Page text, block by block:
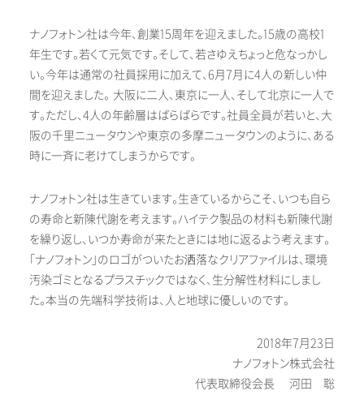
ナノフォトン社は今年、創業15周年を迎えました。15歳の高校1
年生です。若くて元気です。そして、若さゆえちょっと危なっかし
い。今年は通常の社員採用に加えて、6月7月に4人の新しい仲
間を迎えました。 大阪に二人、東京に一人、そして北京に一人で
す。ただし、4人の年齢層はばらばらです。社員全員が若いと、大
阪の千里ニュータウンや東京の多摩ニュータウンのように、ある
時に一斉に老けてしまうからです。
ナノフォトン社は生きています。生きているからこそ、いつも自ら
の寿命と新陳代謝を考えます。ハイテク製品の材料も新陳代謝
を繰り返し、いつか寿命が来たときには地に返るよう考えます。
「ナノフォトン」のロゴがついたお洒落なクリアファイルは、環境
汚染ゴミとなるプラスチックではなく、生分解性材料にしまし
た。本当の先端科学技術は、人と地球に優しいのです。
2018年7月23日
ナノフォトン株式会社
代表取締役会長 河田 聡